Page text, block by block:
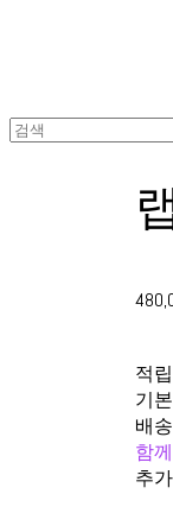
적
기
배
함
추